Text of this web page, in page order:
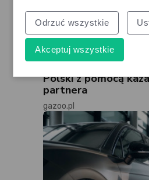
Chiński gigant GWM
Polski z pomocą
partnera
gazoo.pl
Odrzuć wszystkie
Akceptuj wszystkie